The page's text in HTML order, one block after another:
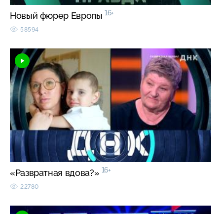
Новый фюрер Европы 16+
58594
«Развратная вдова?» 16+
22780